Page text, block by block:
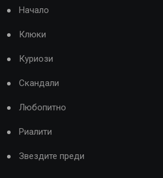
Начало
Клюки
Куриози
Скандали
Любопитно
Риалити
Звездите преди